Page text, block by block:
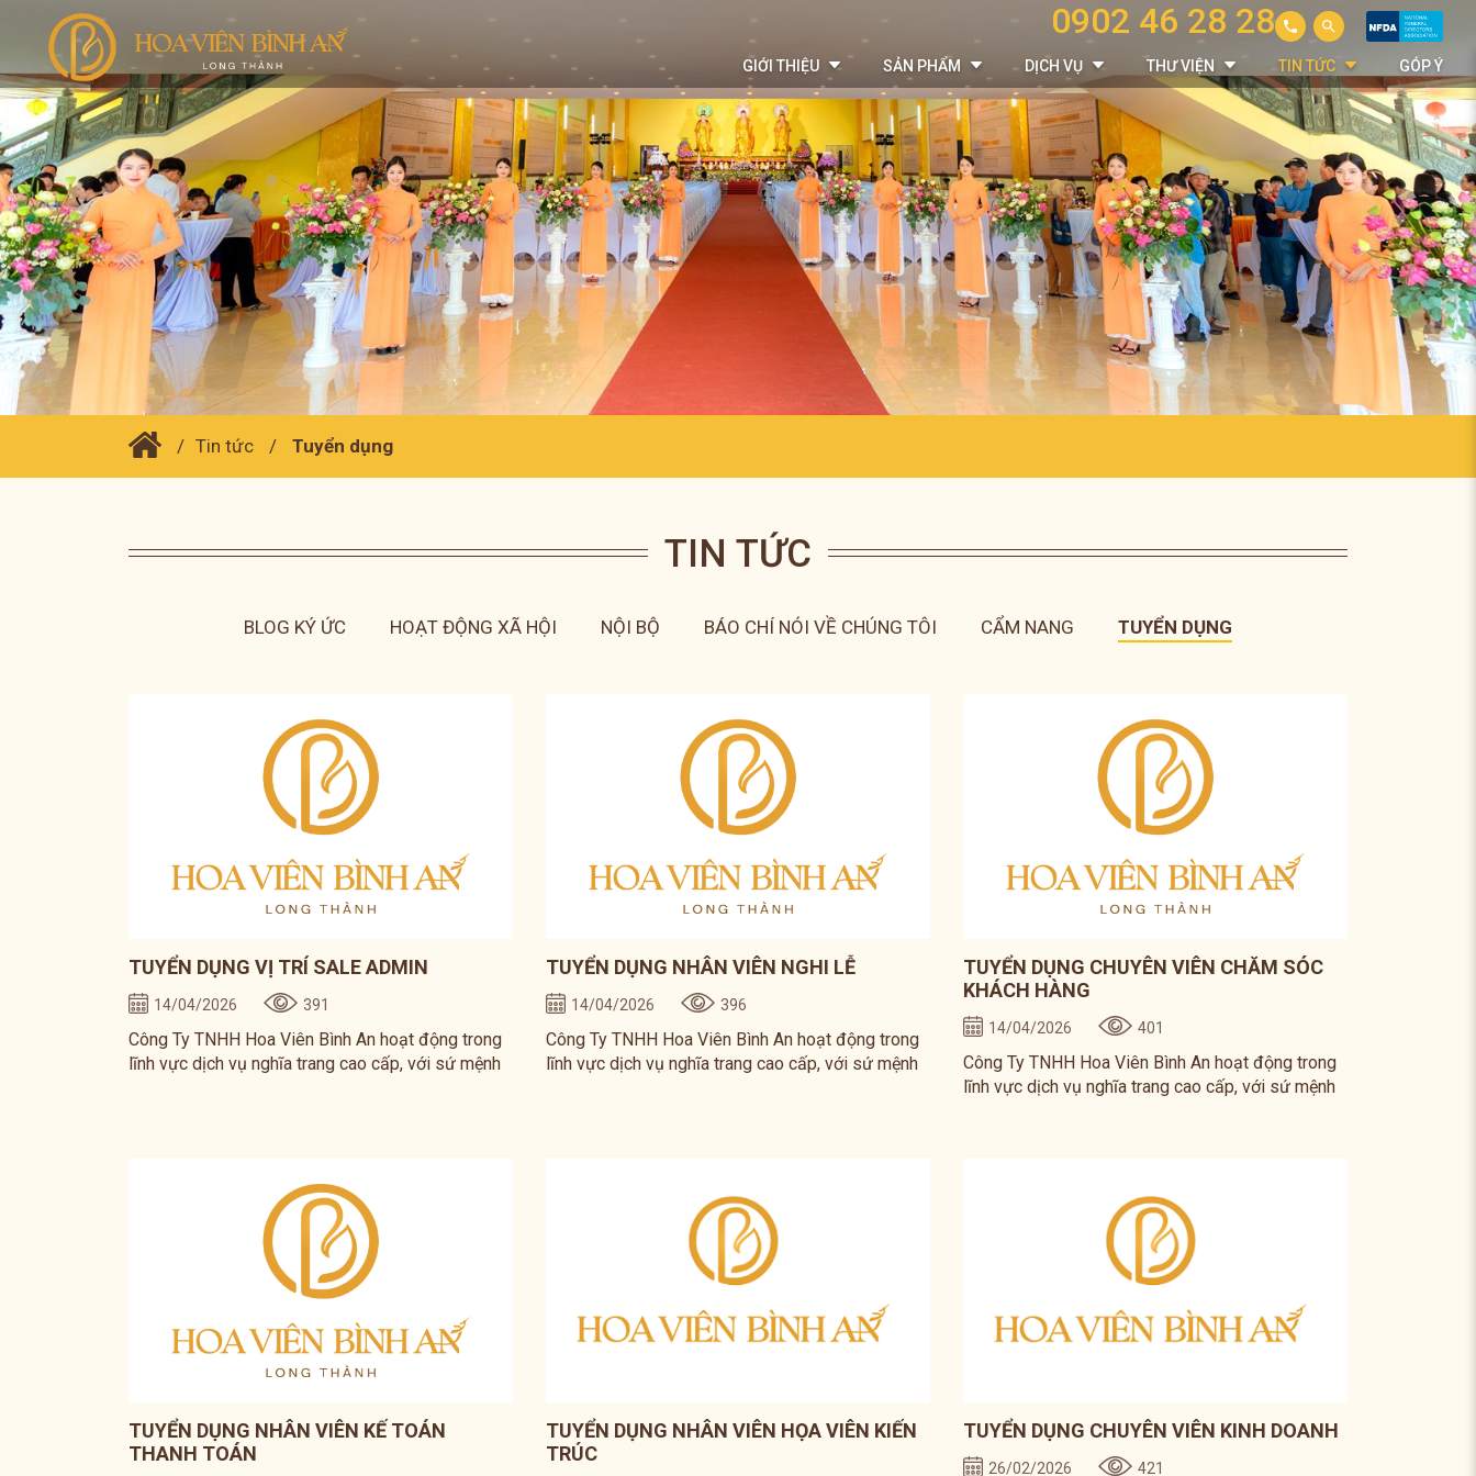
0902 46 28 28
GIỚI THIỆU SẢN PHẨM DỊCH VỤ THƯ VIỆN TIN TỨC GÓP Ý
Tin tức Tuyển dụng
TIN TỨC
BLOG KÝ ỨC HOẠT ĐỘNG XÃ HỘI NỘI BỘ BÁO CHÍ NÓI VỀ CHÚNG TÔI CẨM NANG TUYỂN DỤNG
TUYỂN DỤNG VỊ TRÍ SALE ADMIN
14/04/2026 391
Công Ty TNHH Hoa Viên Bình An hoạt động trong
lĩnh vực dịch vụ nghĩa trang cao cấp, với sứ mệnh
TUYỂN DỤNG NHÂN VIÊN NGHI LỄ
14/04/2026 396
Công Ty TNHH Hoa Viên Bình An hoạt động trong
lĩnh vực dịch vụ nghĩa trang cao cấp, với sứ mệnh
TUYỂN DỤNG CHUYÊN VIÊN CHĂM SÓC
KHÁCH HÀNG
14/04/2026 401
Công Ty TNHH Hoa Viên Bình An hoạt động trong
lĩnh vực dịch vụ nghĩa trang cao cấp, với sứ mệnh
TUYỂN DỤNG NHÂN VIÊN KẾ TOÁN
THANH TOÁN
TUYỂN DỤNG NHÂN VIÊN HỌA VIÊN KIẾN
TRÚC
TUYỂN DỤNG CHUYÊN VIÊN KINH DOANH
26/02/2026 421